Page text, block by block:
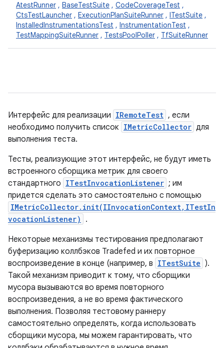
AtestRunner , BaseTestSuite , CodeCoverageTest ,
CtsTestLauncher , ExecutionPlanSuiteRunner , ITestSuite ,
InstalledInstrumentationsTest , InstrumentationTest ,
TestMappingSuiteRunner , TestsPoolPoller , TfSuiteRunner
Интерфейс для реализации IRemoteTest , если
необходимо получить список IMetricCollector для
выполнения теста.
Тесты, реализующие этот интерфейс, не будут иметь
встроенного сборщика метрик для своего
стандартного ITestInvocationListener ; им
придется сделать это самостоятельно с помощью
IMetricCollector.init(IInvocationContext,ITestIn
vocationListener)
.
Некоторые механизмы тестирования предполагают
буферизацию коллбэков Tradefed и их повторное
воспроизведение в конце (например, в ITestSuite ).
Такой механизм приводит к тому, что сборщики
мусора вызываются во время повторного
воспроизведения, а не во время фактического
выполнения. Позволяя тестовому раннеру
самостоятельно определять, когда использовать
сборщики мусора, мы можем гарантировать, что